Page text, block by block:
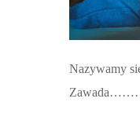
Nazywamy